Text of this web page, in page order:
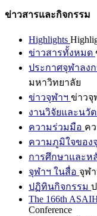
ข่าวสารและกิจกรรม
Highlights
ข่าวสารทั้งหมด
ประกาศจุฬาลง
มหาวิทยาลัย
ข่าวจุฬาฯ ข่าวจุ
งานวิจัยและนวั
ความร่วมมือ ค
ความภูมิใจของ
การศึกษาและห
จุฬาฯ ในสื่อ จุฬ
ปฏิทินกิจกรรม
The 166th
Conference